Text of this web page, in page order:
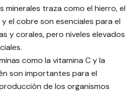
minerales traza como el hierro, el
el cobre son esenciales para el
y corales, pero niveles elevados
como la vitamina C y la
son importantes para el
de los organismos